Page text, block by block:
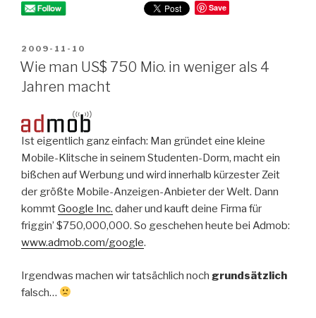
Save
POSTED
ON
2009-11-10
Wie man US$ 750 Mio. in weniger als 4
Jahren macht
Ist eigentlich ganz einfach: Man gründet eine kleine
Mobile-Klitsche in seinem Studenten-Dorm, macht ein
bißchen auf Werbung und wird innerhalb kürzester Zeit
der größte Mobile-Anzeigen-Anbieter der Welt. Dann
kommtGoogle Inc. daher und kauft deine Firma für
friggin’ $750,000,000. So geschehen heute bei Admob:
www.admob.com/google.
Irgendwas machen wir tatsächlich noch grundsätzlich
falsch…